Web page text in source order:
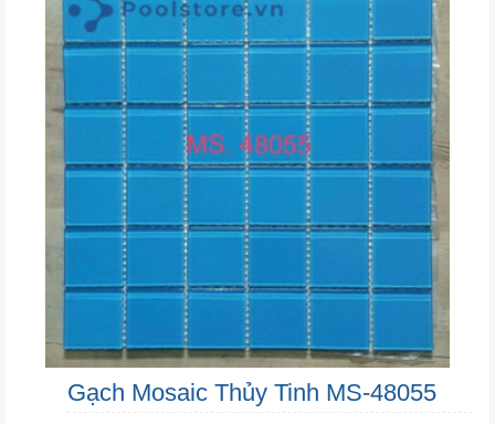
Gạch Mosaic Thủy Tinh MS-48055